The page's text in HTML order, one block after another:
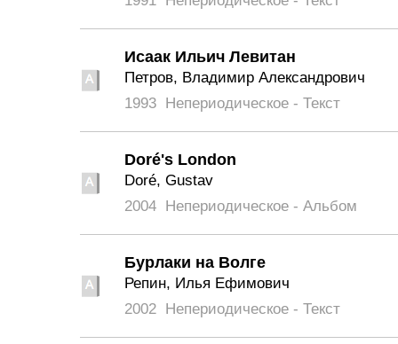
Исаак Ильич Левитан
Петров, Владимир Александрович
1993 Непериодическое - Текст
Doré's London
Doré, Gustav
2004 Непериодическое - Альбом
Бурлаки на Волге
Репин, Илья Ефимович
2002 Непериодическое - Текст